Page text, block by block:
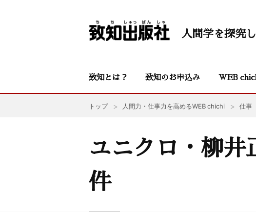
人間学を探究
致知とは？ 致知のお申込み WEB
トップ 人間力・仕事力を高めるWEB chichi 仕事
ユニクロ・柳井
件